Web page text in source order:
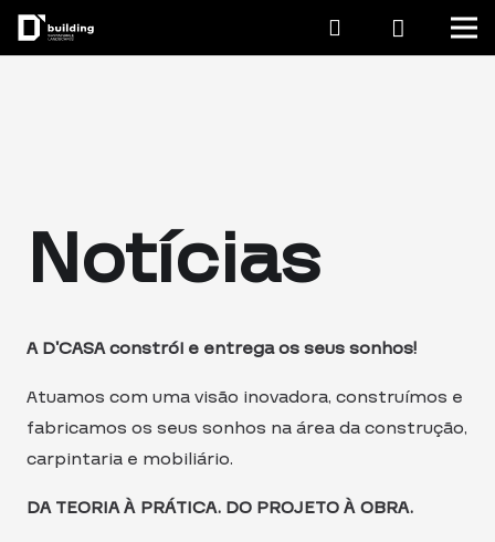
Notícias
A D’CASA constrói e entrega os seus sonhos!
Atuamos com uma visão inovadora, construímos e
fabricamos os seus sonhos na área da construção,
carpintaria e mobiliário.
DA TEORIA À PRÁTICA. DO PROJETO À OBRA.